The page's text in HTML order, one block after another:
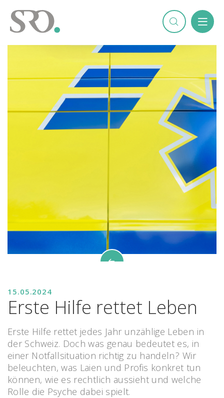
15.05.2024
Erste Hilfe rettet Leben
Erste Hilfe rettet jedes Jahr unzählige Leben in
der Schweiz. Doch was genau bedeutet es, in
einer Notfallsituation richtig zu handeln ? Wir
beleuchten, was Laien und Profis konkret tun
können, wie es rechtlich aussieht und welche
Rolle die Psyche dabei spielt.